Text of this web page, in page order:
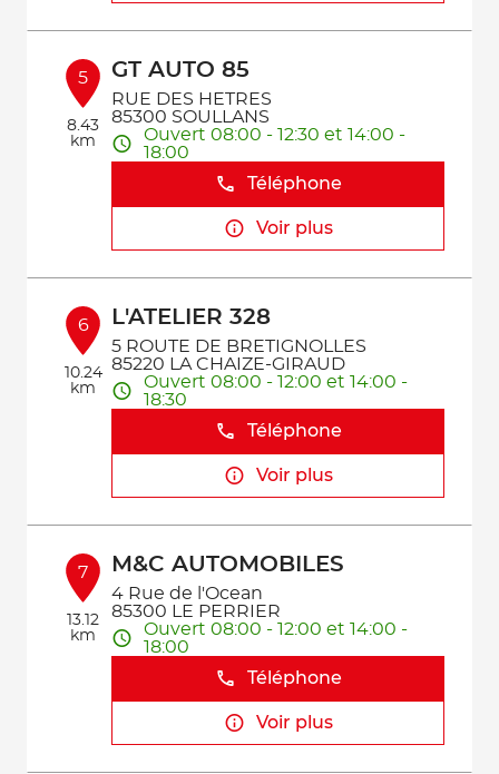
5
8.43
km
GT AUTO 85
RUE DES HETRES
85300 SOULLANS
Ouvert 08:00 - 12:30 et 14:00 -
18:00
Téléphone
Voir plus
6
10.24
km
L'ATELIER 328
5 ROUTE DE BRETIGNOLLES
85220 LA CHAIZE-GIRAUD
Ouvert 08:00 - 12:00 et 14:00 -
18:30
Téléphone
Voir plus
7
13.12
km
M&C AUTOMOBILES
4 Rue de l'Ocean
85300 LE PERRIER
Ouvert 08:00 - 12:00 et 14:00 -
18:00
Téléphone
Voir plus